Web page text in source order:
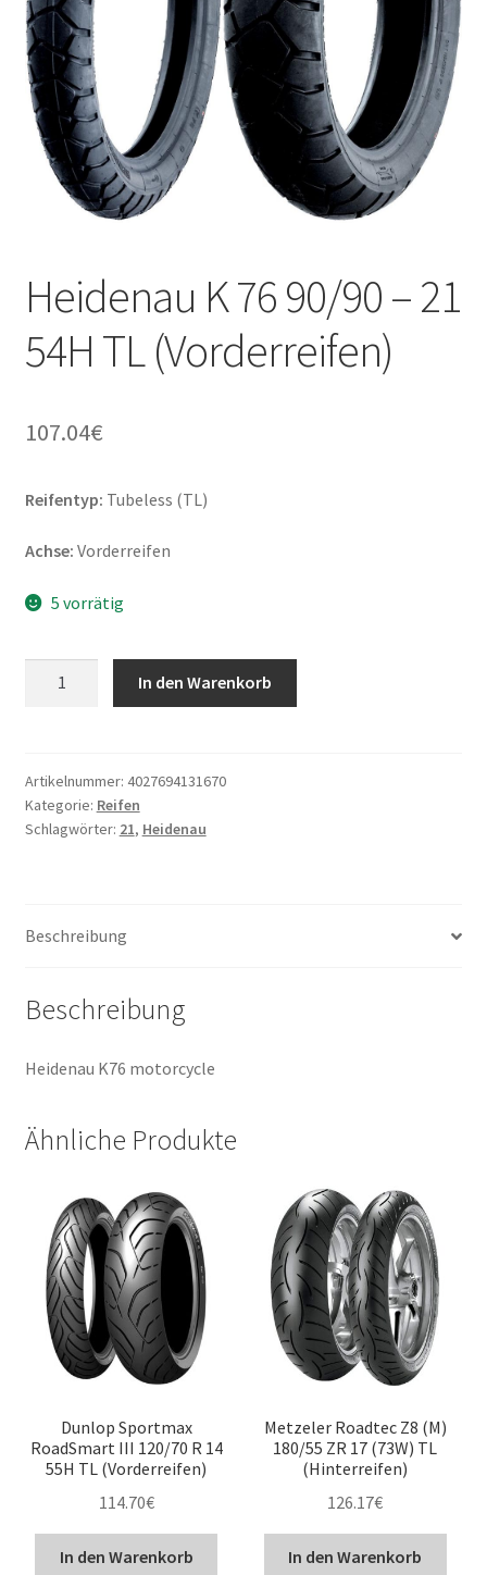
Heidenau K 76 90/90 – 21
54H TL (Vorderreifen)
107.04€
Reifentyp: Tubeless (TL)
Achse: Vorderreifen
5 vorrätig
-
21
54H
In den Warenkorb
Artikelnummer: 4027694131670
Kategorie: Reifen
Schlagwörter: 21, Heidenau
Beschreibung
Beschreibung
Heidenau K76 motorcycle
Ähnliche Produkte
Dunlop Sportmax
RoadSmart III 120/70 R 14
55H TL (Vorderreifen)
114.70€
In den Warenkorb
Metzeler Roadtec Z8 (M)
180/55 ZR 17 (73W) TL
(Hinterreifen)
126.17€
In den Warenkorb